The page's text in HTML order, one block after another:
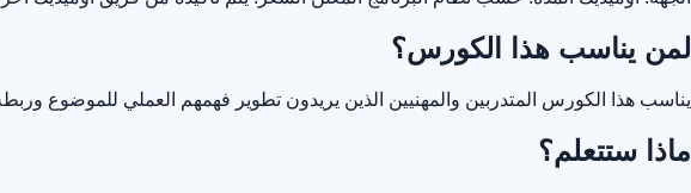
لمن يناسب هذا الكورس؟
يناسب هذا الكورس المتدربين والمهنيين الذين يريدون تطوير فهمهم العملي للموضوع
ماذا ستتعلم؟